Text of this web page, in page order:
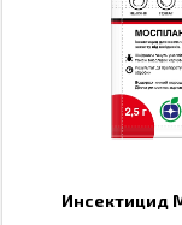
Инсектицид